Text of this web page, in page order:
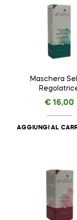
Maschera
AMAVITAL da
€16,00
AGGIUNGI AL